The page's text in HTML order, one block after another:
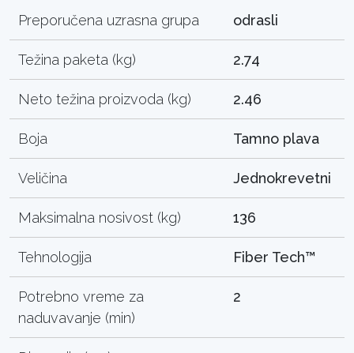
Preporučena uzrasna grupa odrasli
Težina paketa (kg) 2.74
Neto težina proizvoda (kg) 2.46
Boja Tamno plava
Veličina Jednokrevetni
Maksimalna nosivost (kg) 136
Tehnologija Fiber Tech™
Potrebno vreme za
naduvavanje (min)
2